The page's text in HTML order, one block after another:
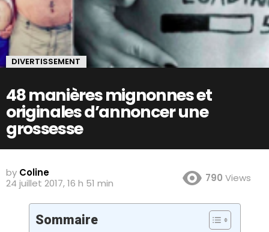
DIVERTISSEMENT
48 manières mignonnes et
originales d’annoncer une
grossesse
by Coline
24 juillet 2017, 16 h 51 min
790 Views
Sommaire